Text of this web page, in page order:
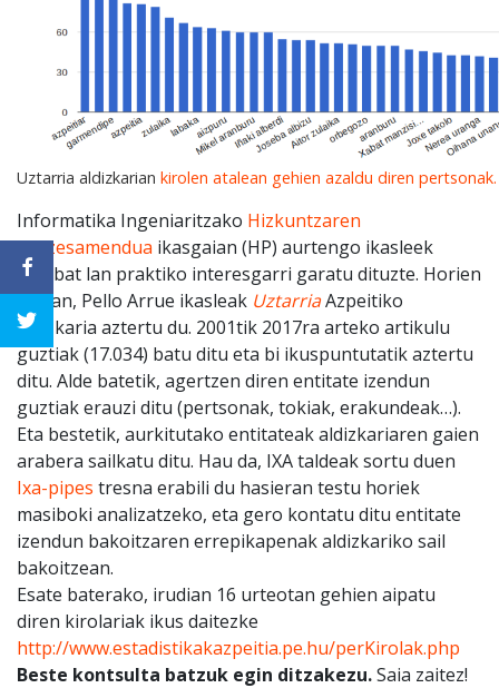
Uztarria aldizkarian kirolen atalean gehien azaldu diren pertsonak.
Informatika Ingeniaritzako Hizkuntzaren
Prozesamendua ikasgaian (HP) aurtengo ikasleek
hainbat lan praktiko interesgarri garatu dituzte. Horien
artean, Pello Arrue ikasleak UztarriaAzpeitiko
aldizkaria aztertu du. 2001tik 2017ra arteko artikulu
guztiak (17.034) batu ditu eta bi ikuspuntutatik aztertu
ditu. Alde batetik, agertzen diren entitate izendun
guztiak erauzi ditu (pertsonak, tokiak, erakundeak…).
Eta bestetik, aurkitutako entitateak aldizkariaren gaien
arabera sailkatu ditu. Hau da, IXA taldeak sortu duen
Ixa-pipes tresna erabili du hasieran testu horiek
masiboki analizatzeko, eta gero kontatu ditu entitate
izendun bakoitzaren errepikapenak aldizkariko sail
bakoitzean.
Esate baterako, irudian 16 urteotan gehien aipatu
diren kirolariak ikus daitezke
http://www.estadistikakazpeitia.pe.hu/perKirolak.php
Beste kontsulta batzuk egin ditzakezu.Saia zaitez!